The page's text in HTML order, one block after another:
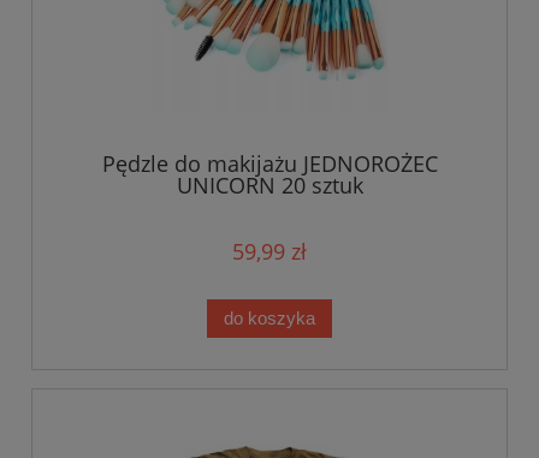
Pędzle do makijażu JEDNOROŻEC
UNICORN 20 sztuk
59,99 zł
do koszyka